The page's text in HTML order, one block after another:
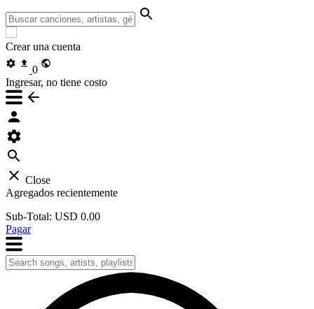
Crear una cuenta
0
Ingresar, no tiene costo
Close
Agregados recientemente
Sub-Total: USD 0.00
Pagar